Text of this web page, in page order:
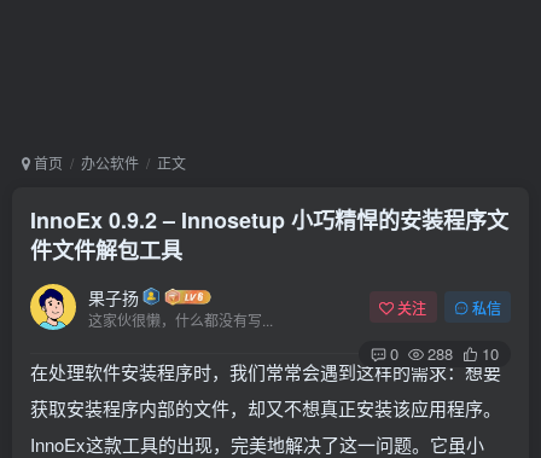
首页 办公软件 正文
InnoEx 0.9.2 – Innosetup 小巧精悍的安装程序文
件文件解包工具
果子扬
这家伙很懒，什么都没有写...
关注 私信
0 288 10
在处理软件安装程序时，我们常常会遇到这样的需求：想要
获取安装程序内部的文件，却又不想真正安装该应用程序。
InnoEx这款工具的出现，完美地解决了这一问题。它虽小